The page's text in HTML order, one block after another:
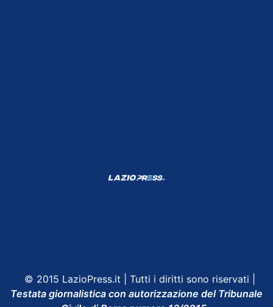
© 2015 LazioPress.it | Tutti i diritti sono riservati |
Testata giornalistica con autorizzazione del Tribunale